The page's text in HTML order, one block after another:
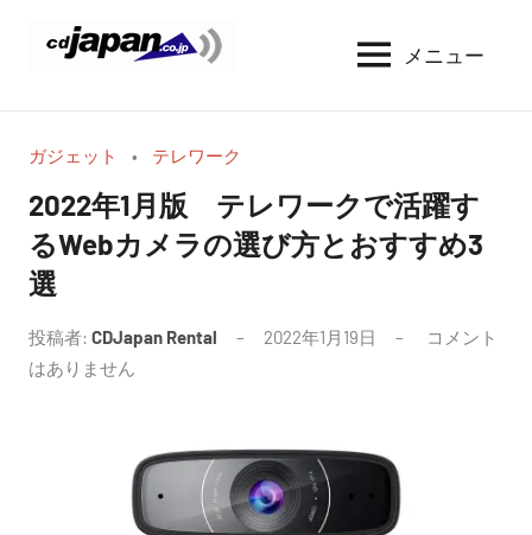
ン
CDJapan
Rental
レ
ン
タ
情
報
メニュー
ガジェット テレワーク
2022年1月版 テレワークで活躍す
るWebカメラの選び方とおすすめ3
選
投稿者: CDJapan Rental 2022年1月19日
コメント
はありません